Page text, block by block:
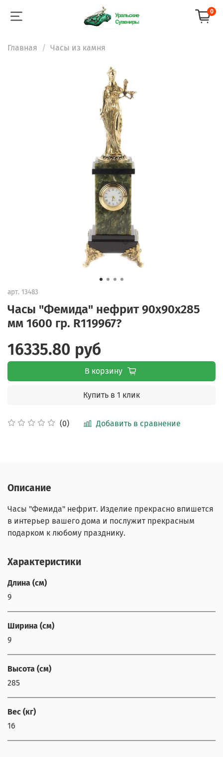
0
Главная Часы из камня
арт. 13483
Часы "Фемида" нефрит 90х90х285
мм 1600 гр. R119967?
(0) Добавить в сравнение
16335.80 руб
В корзину
Купить в 1 клик
Описание
Часы "Фемида" нефрит. Изделие прекрасно впишется
в интерьер вашего дома и послужит прекрасным
подарком к любому празднику.
Характеристики
Длина (см)
9
Ширина (см)
9
Высота (см)
285
Вес (кг)
16